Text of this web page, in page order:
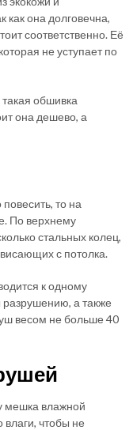
как она долговечна,
соответственно. Её
не уступает по
обшивка
она дешево, а
то на
По верхнему
стальных колец,
с потолка.
к одному
а также
весом не больше 40
мешка влажной
чтобы не